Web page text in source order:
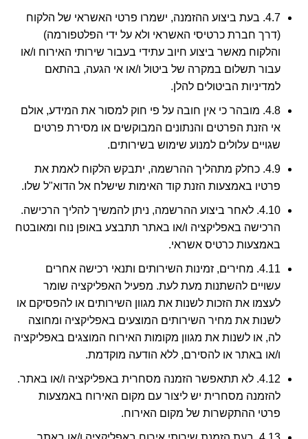
4.7. בעת ביצוע ההזמנה, ישמרו פרטי האשראי של הלקוח
(דרך חברת כרטיסי האשראי ולא על ידי הפלטפורמה)
והלקוח מאשר ביצוע חיוב עתידי בעבור שירותי האירוח ו/או
עבור תשלום במקרה של ביטול ו/או אי הגעה, בהתאם
למדיניות הביטולים להלן.
4.8. מובהר כי אין חובה על פי חוק למסור את המידע, אולם
אי הזנת הפרטים והנתונים המבוקשים או מסירת פרטים
שגויים עלולים למנוע שימוש בשירותים.
4.9. כחלק מתהליך ההרשמה, יתבקש הלקוח לאמת את
פרטיו באמצעות הזנת קוד האימות שישלח אל הדוא"ל שלו.
4.10. לאחר ביצוע ההרשמה, ניתן להמשיך להליך הרכישה.
הרכישה באפליקציה ו/או באתר תתבצע באופן נוח ומאובטח
באמצעות כרטיס אשראי.
4.11. מחירים, זמינות השירותים ותנאי רכישה אחרים
עשויים להשתנות מעת לעת. מפעיל האפליקציה שומר
לעצמו את הזכות לשנות את מגוון השירותים או להפסיקם או
לשנות את מחיר השירותים המוצעים באפליקציה ומחוצה
לה, או לשנות את מגוון מקומות האירוח המוצגים באפליקציה
ו/או באתר או להסירם, ללא הודעה מוקדמת.
4.12. לא תתאפשר הזמנה מסחרית באפליקציה ו/או באתר.
להזמנה מסחרית יש ליצור עם מקום האירוח באמצעות
פרטי ההתקשרות של מקום האירוח.